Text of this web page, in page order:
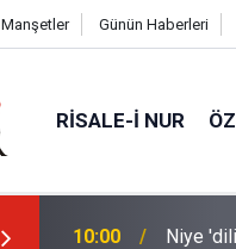
Manşetler Günün Haberleri
RISALE-I NUR
10:00 Niye